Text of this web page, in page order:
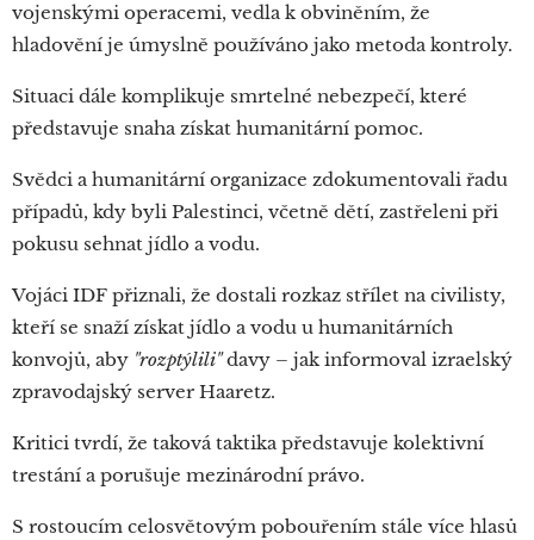
vojenskými operacemi, vedla k obviněním, že
hladovění je úmyslně používáno jako metoda kontroly.
Situaci dále komplikuje smrtelné nebezpečí, které
představuje snaha získat humanitární pomoc.
Svědci a humanitární organizace zdokumentovali řadu
případů, kdy byli Palestinci, včetně dětí, zastřeleni při
pokusu sehnat jídlo a vodu.
Vojáci IDF přiznali, že dostali rozkaz střílet na civilisty,
kteří se snaží získat jídlo a vodu u humanitárních
konvojů, aby "rozptýlili"davy – jak informoval izraelský
zpravodajský server Haaretz.
Kritici tvrdí, že taková taktika představuje kolektivní
trestání a porušuje mezinárodní právo.
S rostoucím celosvětovým pobouřením stále více hlasů